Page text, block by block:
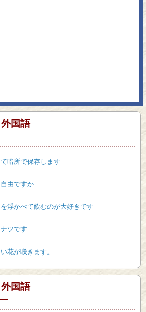
国語
暗所で保存します
由ですか
浮かべて飲むのが大好きです
ツです
花が咲きます。
国語